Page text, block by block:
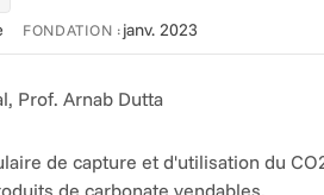
FONDATION :janv. 2023
Prof. Arnab Dutta
de capture et d'utilisation du
de carbonate vendables.